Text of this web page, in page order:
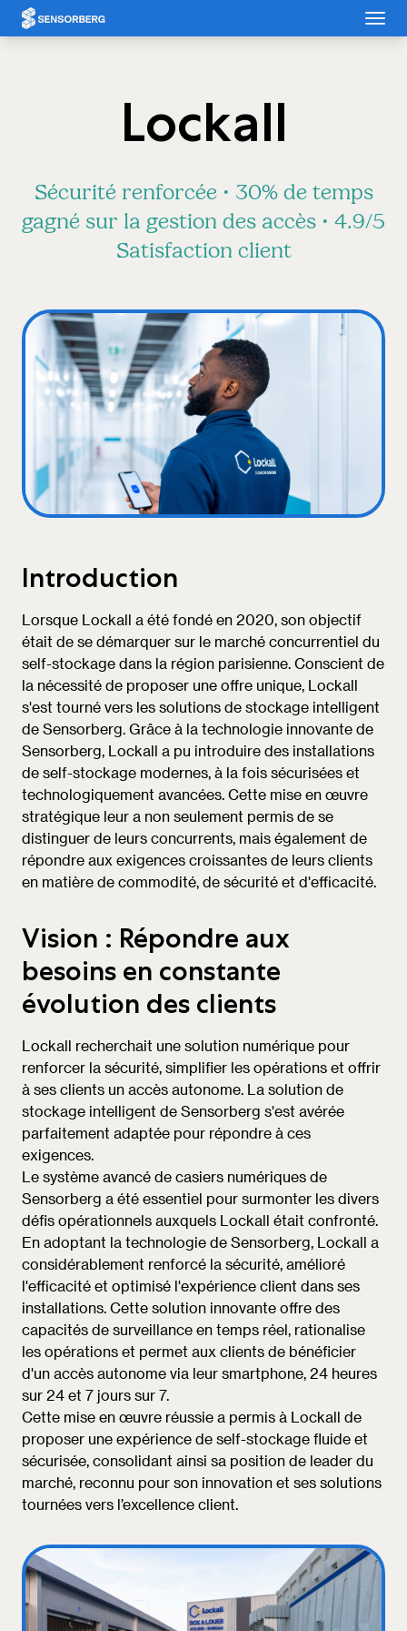
Panneau de gestion des cookies
Lockall
Sécurité renforcée • 30% de temps
gagné sur la gestion des accès • 4.9/5
Satisfaction client
Introduction
Lorsque Lockall a été fondé en 2020, son objectif
était de se démarquer sur le marché concurrentiel du
self-stockage dans la région parisienne. Conscient de
la nécessité de proposer une offre unique, Lockall
s'est tourné vers les solutions de stockage intelligent
de Sensorberg. Grâce à la technologie innovante de
Sensorberg, Lockall a pu introduire des installations
de self-stockage modernes, à la fois sécurisées et
technologiquement avancées. Cette mise en œuvre
stratégique leur a non seulement permis de se
distinguer de leurs concurrents, mais également de
répondre aux exigences croissantes de leurs clients
en matière de commodité, de sécurité et d'efficacité.
Vision : Répondre aux
besoins en constante
évolution des clients
Lockall recherchait une solution numérique pour
renforcer la sécurité, simplifier les opérations et offrir
à ses clients un accès autonome. La solution de
stockage intelligent de Sensorberg s'est avérée
parfaitement adaptée pour répondre à ces
exigences.
Le système avancé de casiers numériques de
Sensorberg a été essentiel pour surmonter les divers
défis opérationnels auxquels Lockall était confronté.
En adoptant la technologie de Sensorberg, Lockall a
considérablement renforcé la sécurité, amélioré
l'efficacité et optimisé l'expérience client dans ses
installations. Cette solution innovante offre des
capacités de surveillance en temps réel, rationalise
les opérations et permet aux clients de bénéficier
d'un accès autonome via leur smartphone, 24 heures
sur 24 et 7 jours sur 7.
Cette mise en œuvre réussie a permis à Lockall de
proposer une expérience de self-stockage fluide et
sécurisée, consolidant ainsi sa position de leader du
marché, reconnu pour son innovation et ses solutions
tournées vers l’excellence client.